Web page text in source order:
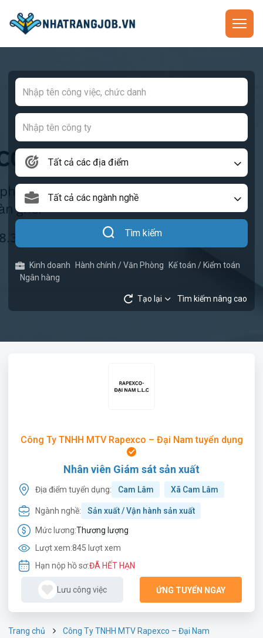
Tất cả các địa điểm
Tất cả các ngành nghề
Tìm kiếm
Kinh doanh Hành chính / Văn Phòng
Kế toán / Kiểm toán
Ngân hàng
Tạo lại Tìm kiếm nâng cao
Công Ty TNHH MTV Rapexco – Đại Nam tuyển dụng
Nhân viên Giám sát sản xuất
Địa điểm tuyển dụng: Cam Lâm Xã Cam Lâm
Ngành nghề: Sản xuất / Vận hành sản xuất
Mức lương:Thương lượng
Lượt xem:845 lượt xem
Hạn nộp hồ sơ:ĐÃ HẾT HẠN
Lưu công việc ỨNG TUYỂN NGAY
Trang chủ
Công Ty TNHH MTV Rapexco – Đại Nam